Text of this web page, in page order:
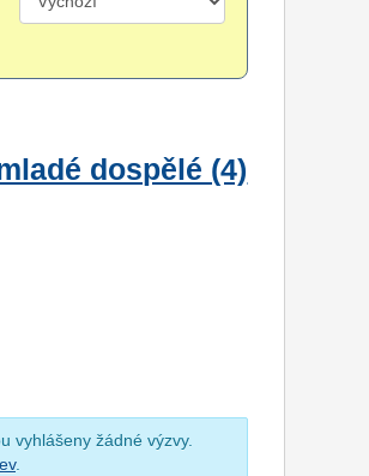
dospělé (4)
vyhlášeny žádné výzvy.
.